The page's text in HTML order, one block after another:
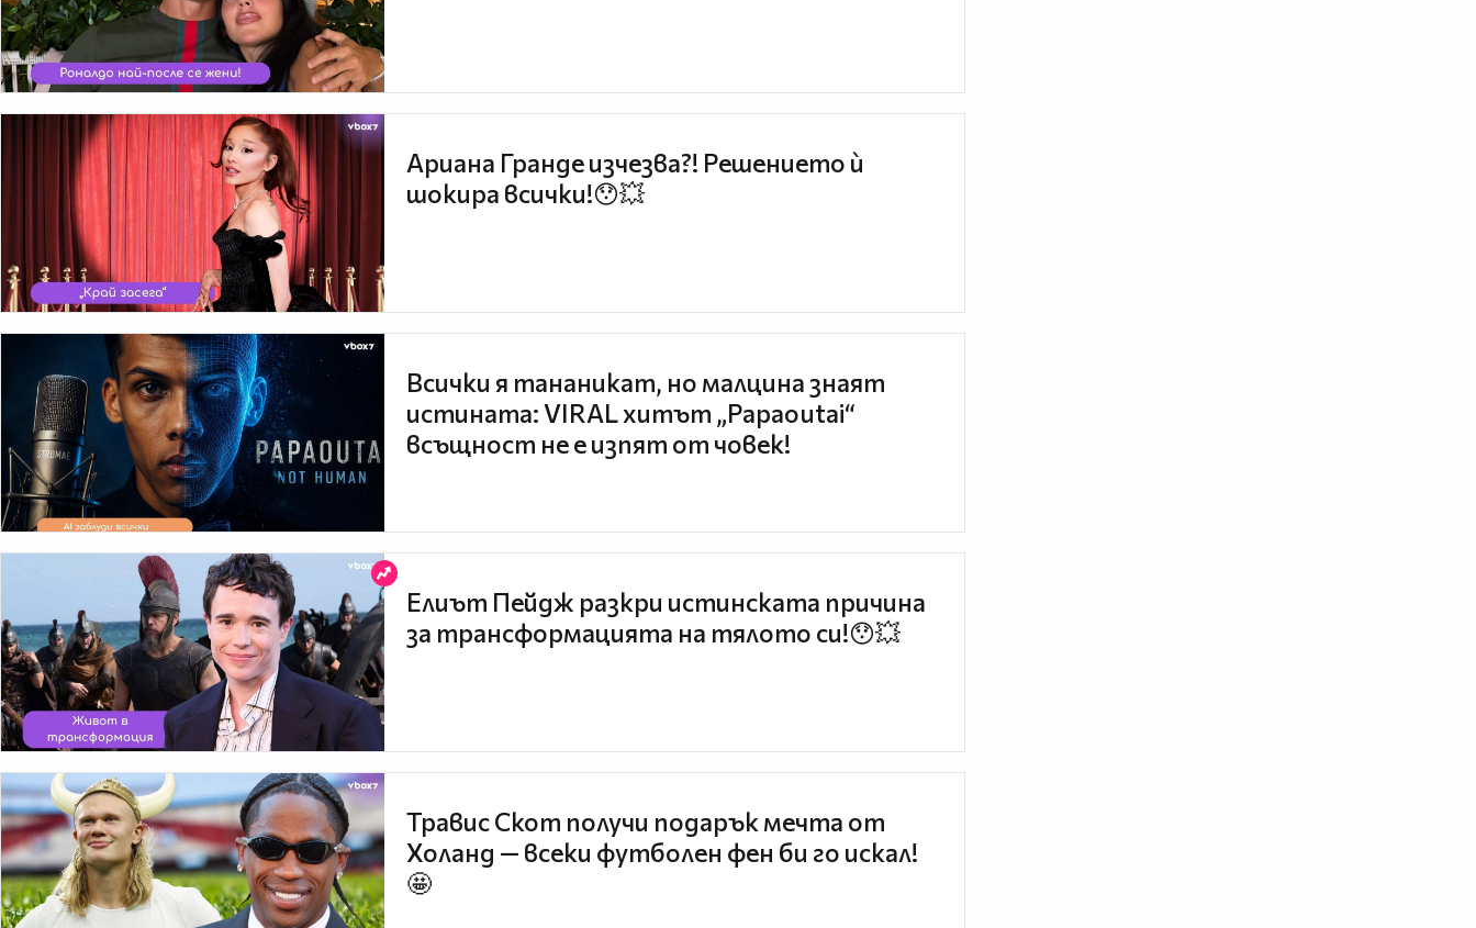
Ариана Гранде изчезва?! Решението ѝ
шокира всички!😯💥
Всички я тананикат, но малцина знаят
истината: VIRAL хитът „Papaoutai“
всъщност не е изпят от човек!
Елиът Пейдж разкри истинската причина
за трансформацията на тялото си!😯💥
Травис Скот получи подарък мечта от
Холанд — всеки футболен фен би го искал!
🤩